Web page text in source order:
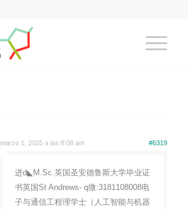
marzo 1, 2025 a las 8:08 am #6319
进d◣M.Sc.英国圣安德鲁斯大学毕业证
书英国St Andrews- q微:3181108008电
子与通信工程理学士（人工智能与机器